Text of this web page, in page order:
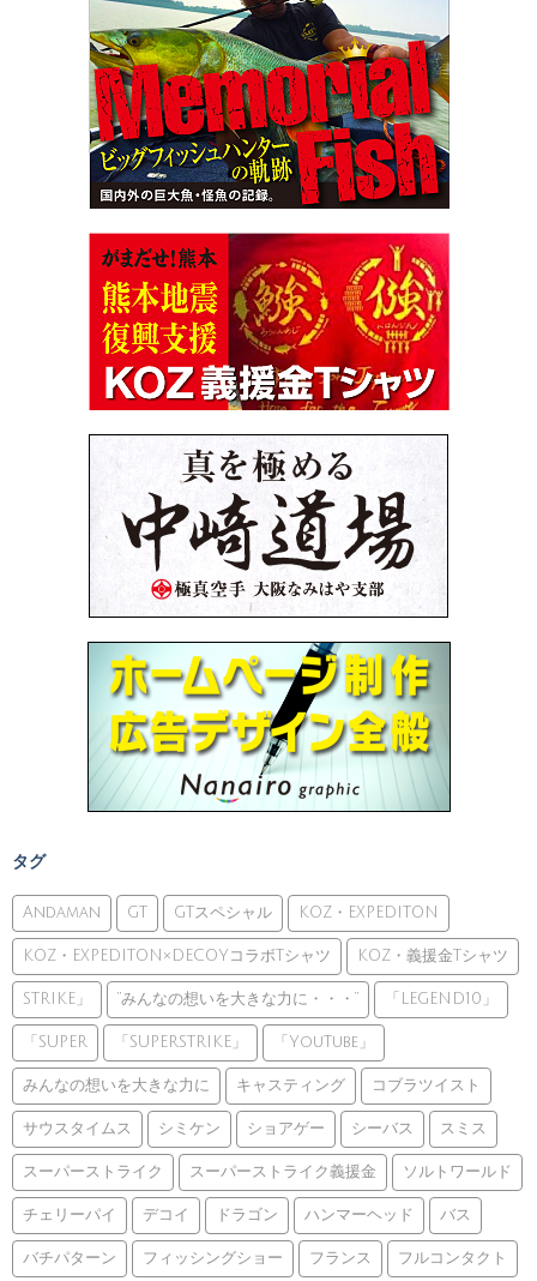
タグ
Andaman GT GTスペシャル KOZ・EXPEDITON
KOZ・EXPEDITON×DECOYコラボTシャツ KOZ・義援金Tシャツ
STRIKE」 ”みんなの想いを大きな力に・・・” 「LEGEND10」
「SUPER 「SUPERSTRIKE」 「YouTube」
みんなの想いを大きな力に キャスティング コブラツイスト
サウスタイムス シミケン ショアゲー シーバス スミス
スーパーストライク スーパーストライク義援金 ソルトワールド
チェリーパイ デコイ ドラゴン ハンマーヘッド バス
バチパターン フィッシングショー フランス フルコンタクト